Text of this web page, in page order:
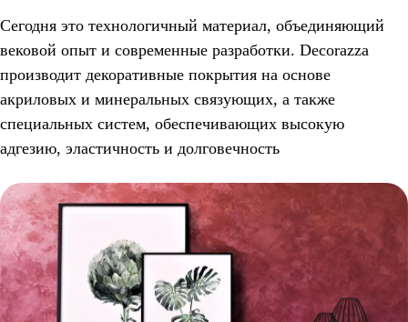
Сегодня это технологичный материал, объединяющий
вековой опыт и современные разработки. Decorazza
производит декоративные покрытия на основе
акриловых и минеральных связующих, а также
специальных систем, обеспечивающих высокую
адгезию, эластичность и долговечность